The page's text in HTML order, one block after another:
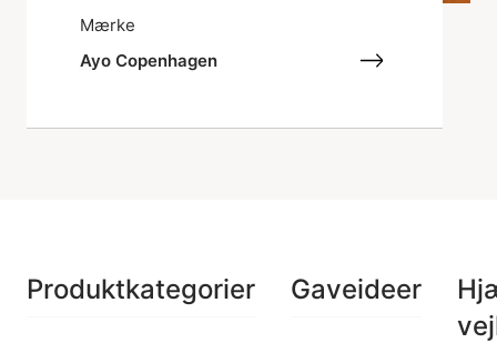
Mærke
Ayo Copenhagen
Produktkategorier Gaveideer